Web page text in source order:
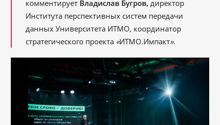
комментирует Владислав Бугров, директор
Института перспективных систем передачи
данных Университета ИТМО, координатор
стратегического проекта «ИТМО.Импакт».